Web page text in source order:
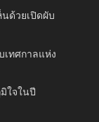
นด้วยเปิดผับ
เทศกาลแห่ง
ใจในปี